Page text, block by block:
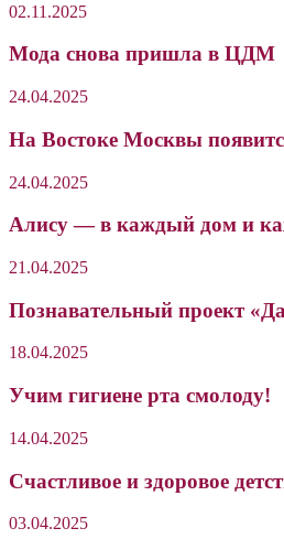
02.11.2025
Мода снова пришла в ЦДМ
24.04.2025
На Востоке Москвы
24.04.2025
Алису — в каждый дом и
21.04.2025
Познавательный проект
18.04.2025
Учим гигиене рта смолоду!
14.04.2025
Счастливое и здоровое
03.04.2025